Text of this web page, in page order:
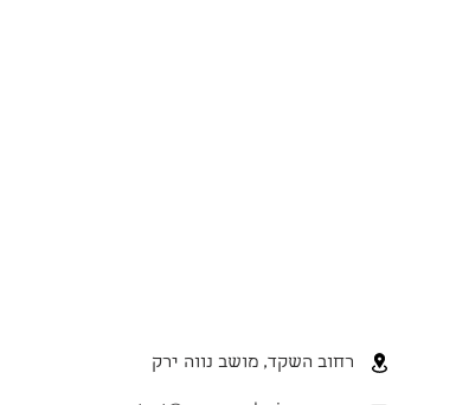
רחוב השקד, מושב נווה ירק